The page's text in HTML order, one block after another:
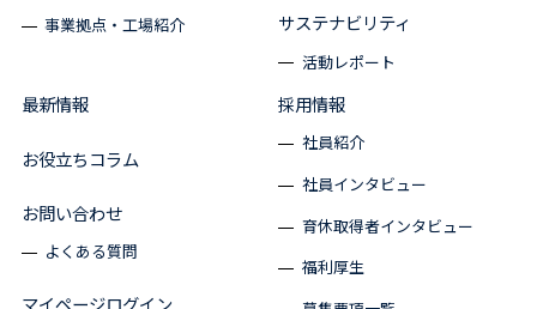
事業拠点・工場紹介
サステナビリティ
活動レポート
最新情報
お役立ちコラム
お問い合わせ
よくある質問
マイページログイン
採用情報
社員紹介
社員インタビュー
育休取得者インタビュー
福利厚生